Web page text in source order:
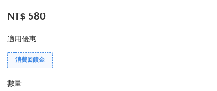
NT$ 580
適用優惠
消費回饋金
數量